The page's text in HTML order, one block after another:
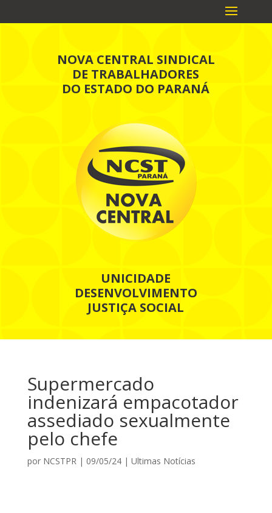
NOVA CENTRAL SINDICAL
DE TRABALHADORES
DO ESTADO DO PARANÁ
UNICIDADE
DESENVOLVIMENTO
JUSTIÇA SOCIAL
Supermercado
indenizará empacotador
assediado sexualmente
pelo chefe
por NCSTPR| 09/05/24| Ultimas Notícias